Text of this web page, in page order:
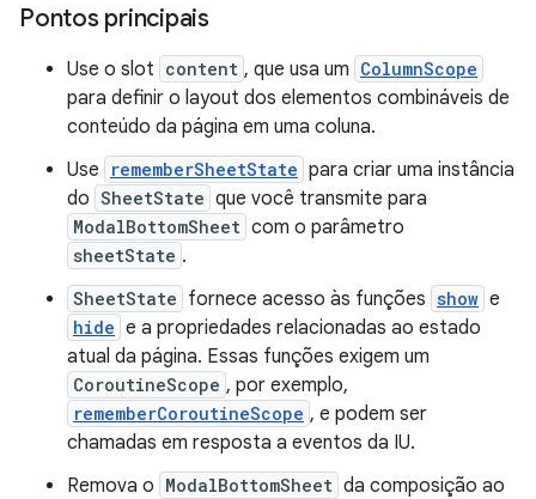
Pontos principais
Use o slot content , que usa um ColumnScope
para definir o layout dos elementos combináveis de
conteúdo da página em uma coluna.
Use
rememberSheetState para criar uma instância
do SheetState que você transmite para
ModalBottomSheet com o parâmetro
sheetState .
SheetState fornece acesso às funções show e
hide e a propriedades relacionadas ao estado
atual da página. Essas funções exigem um
CoroutineScope , por exemplo,
rememberCoroutineScope , e podem ser
chamadas em resposta a eventos da IU.
Remova o ModalBottomSheet da composição ao